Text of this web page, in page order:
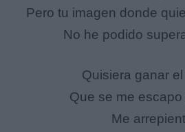
Pero tu imagen donde
No he podido
Quisiera ganar
Que se me escapo
Me